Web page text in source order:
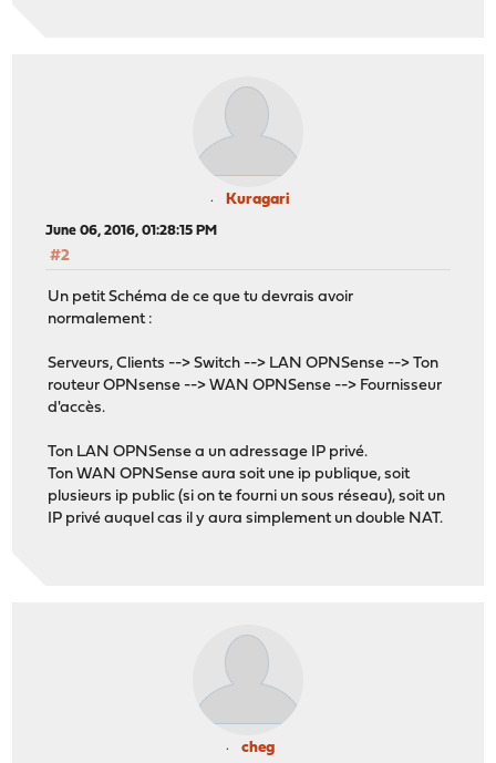
Kuragari
June 06, 2016, 01:28:15 PM
#2
Un petit Schéma de ce que tu devrais avoir
normalement :
Serveurs, Clients --> Switch --> LAN OPNSense --> Ton
routeur OPNsense --> WAN OPNSense --> Fournisseur
d'accès.
Ton LAN OPNSense a un adressage IP privé.
Ton WAN OPNSense aura soit une ip publique, soit
plusieurs ip public (si on te fourni un sous réseau), soit un
IP privé auquel cas il y aura simplement un double NAT.
cheg